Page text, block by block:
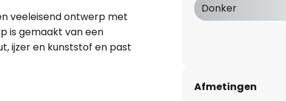
veeleisend ontwerp met
is gemaakt van een
ijzer en kunststof en past
donkere houtlook in
Donker
Afmetingen